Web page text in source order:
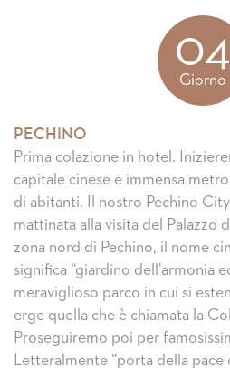
04
Giorno
PECHINO
Prima colazione in hotel.
capitale cinese e immensa
di abitanti. Il nostro Pechino
mattinata alla visita del Palazzo
zona nord di Pechino, il nome
significa “giardino dell’armonia
meraviglioso parco in cui si
erge quella che è chiamata la
Proseguiremo poi per
Letteralmente “porta della pace